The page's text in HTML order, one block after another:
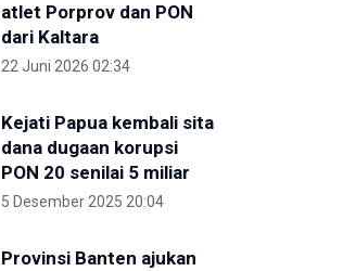
atlet Porprov dan PON
dari Kaltara
22 Juni 2026 02:34
Kejati Papua kembali sita
dana dugaan korupsi
PON 20 senilai 5 miliar
5 Desember 2025 20:04
Provinsi Banten ajukan